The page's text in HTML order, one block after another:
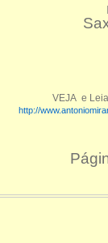
VEJA e
http://